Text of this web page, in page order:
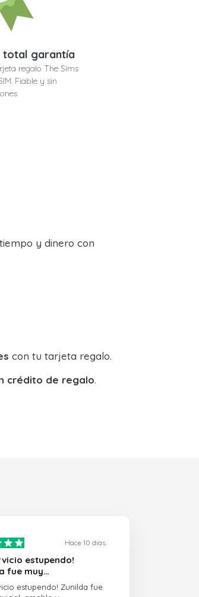
total garantía
regalo The Sims
Fiable y sin
y dinero con
con tu tarjeta regalo.
crédito de regalo.
Hace 10 dias
estupendo!
fue muy…
estupendo! Zunilda fue